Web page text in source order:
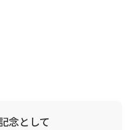
念として